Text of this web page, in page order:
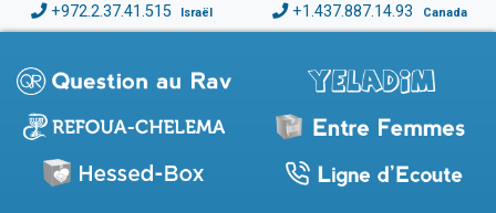
+972.2.37.41.515 Israël +1.437.887.14.93 Canada